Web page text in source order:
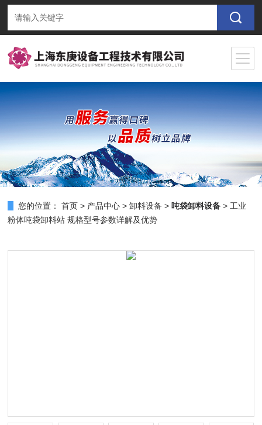
您的位置： 首页 > 产品中心 >卸料设备 > 吨袋卸料设备 > 工业
粉体吨袋卸料站 规格型号参数详解及优势